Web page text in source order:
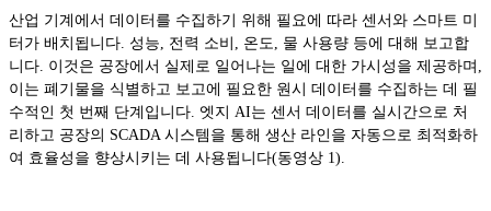
산업 기계에서 데이터를 수집하기 위해 필요에 따라 센서와 스마트 미
터가 배치됩니다. 성능, 전력 소비, 온도, 물 사용량 등에 대해 보고합
니다. 이것은 공장에서 실제로 일어나는 일에 대한 가시성을 제공하며,
이는 폐기물을 식별하고 보고에 필요한 원시 데이터를 수집하는 데 필
수적인 첫 번째 단계입니다. 엣지 AI는 센서 데이터를 실시간으로 처
리하고 공장의 SCADA 시스템을 통해 생산 라인을 자동으로 최적화하
여 효율성을 향상시키는 데 사용됩니다(동영상 1).